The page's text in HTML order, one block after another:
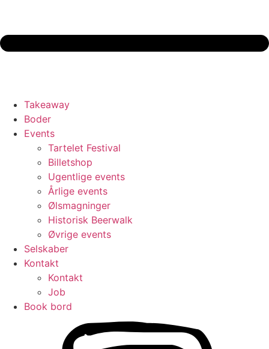
Takeaway
Boder
Events
Tartelet Festival
Billetshop
Ugentlige events
Årlige events
Ølsmagninger
Historisk Beerwalk
Øvrige events
Selskaber
Kontakt
Kontakt
Job
Book bord